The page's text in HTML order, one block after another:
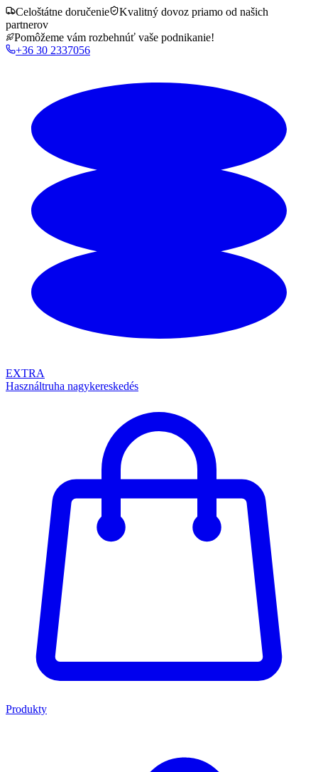
Celoštátne doručenie
Kvalitný dovoz priamo od našich
partnerov
Pomôžeme vám rozbehnúť vaše podnikanie!
+36 30 2337056
EXTRA
Használtruha nagykereskedés
Produkty